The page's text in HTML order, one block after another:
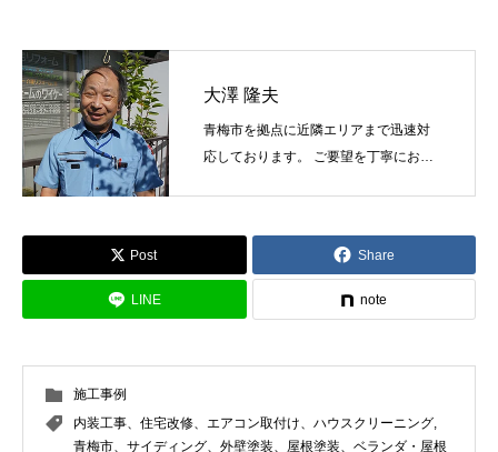
大澤 隆夫
青梅市を拠点に近隣エリアまで迅速対
応しております。 ご要望を丁寧にお伺
Post Share
LINE note
施工事例
内装工事、住宅改修、エアコン取付け、ハウスクリーニング,
青梅市、サイディング、外壁塗装、屋根塗装、ベランダ・屋根